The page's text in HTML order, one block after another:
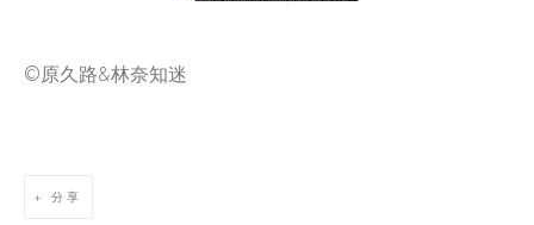
©️原久路&林奈知迷
分享